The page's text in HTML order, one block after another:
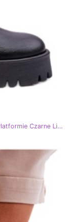
Lemar Skórzane Botki Sztyblety Na Masywnej Platformie Czarne Lisencca